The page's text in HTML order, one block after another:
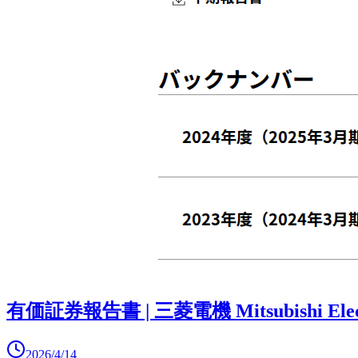
有価証券報告書 | 三菱電機 Mitsubishi
2026/4/14